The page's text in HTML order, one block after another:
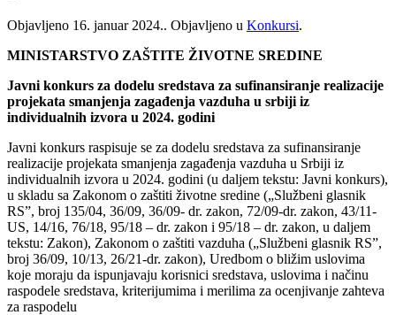
Objavljeno 16. januar 2024.. Objavljeno u Konkursi.
MINISTARSTVO ZAŠTITE ŽIVOTNE SREDINE
Javni konkurs za dodelu sredstava za sufinansiranje realizacije
projekata smanjenja zagađenja vazduha u srbiji iz
individualnih izvora u 2024. godini
Javni konkurs raspisuje se za dodelu sredstava za sufinansiranje
realizacije projekata smanjenja zagađenja vazduha u Srbiji iz
individualnih izvora u 2024. godini (u daljem tekstu: Javni konkurs),
u skladu sa Zakonom o zaštiti životne sredine („Službeni glasnik
RS”, broj 135/04, 36/09, 36/09- dr. zakon, 72/09-dr. zakon, 43/11-
US, 14/16, 76/18, 95/18 – dr. zakon i 95/18 – dr. zakon, u daljem
tekstu: Zakon), Zakonom o zaštiti vazduha („Službeni glasnik RS”,
broj 36/09, 10/13, 26/21-dr. zakon), Uredbom o bližim uslovima
koje moraju da ispunjavaju korisnici sredstava, uslovima i načinu
raspodele sredstava, kriterijumima i merilima za ocenjivanje zahteva
za raspodelu